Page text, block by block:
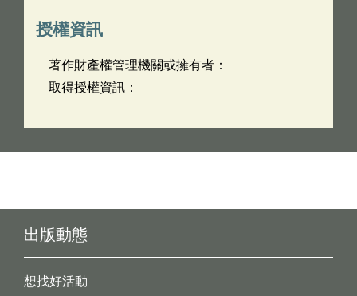
授權資訊
著作財產權管理機關或擁有者：
取得授權資訊：
出版動態
想找好活動